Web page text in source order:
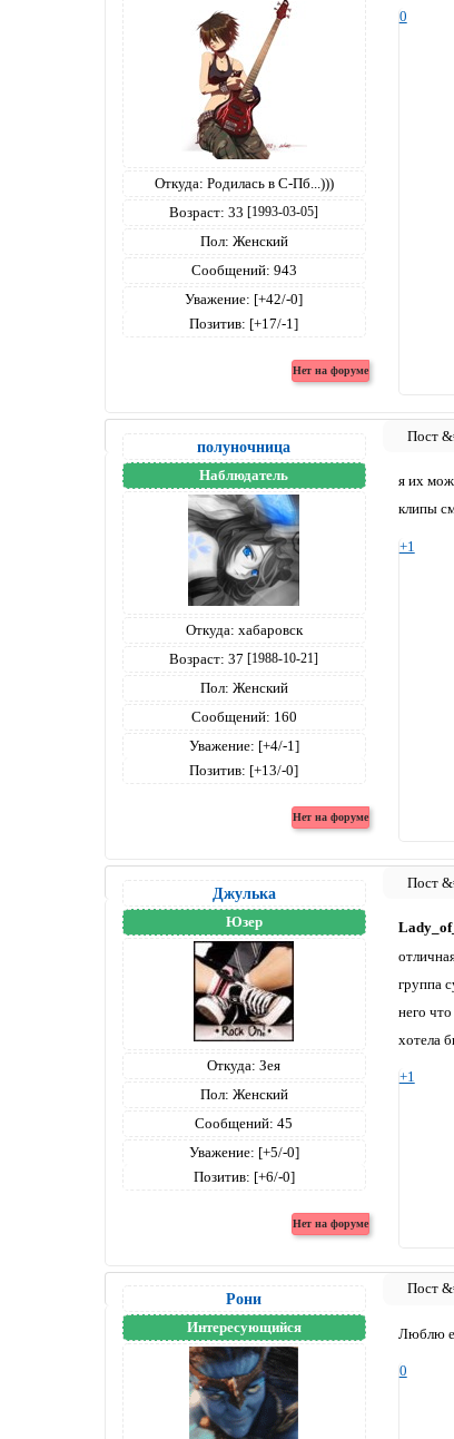
Откуда: Родилась в С-Пб...)))
Возраст: 33 [1993-03-05]
Пол: Женский
Сообщений: 943
Уважение: [+42/-0]
Позитив: [+17/-1]
0
полуночница
Наблюдатель
Откуда: хабаровск
Возраст: 37 [1988-10-21]
Пол: Женский
Сообщений: 160
Уважение: [+4/-1]
Позитив: [+13/-0]
я их
клипы
+1
Джулька
Юзер
Откуда: Зея
Пол: Женский
Сообщений: 45
Уважение: [+5/-0]
Позитив: [+6/-0]
группа
него
хотела
+1
Рони
Интересующийся Люблю
0